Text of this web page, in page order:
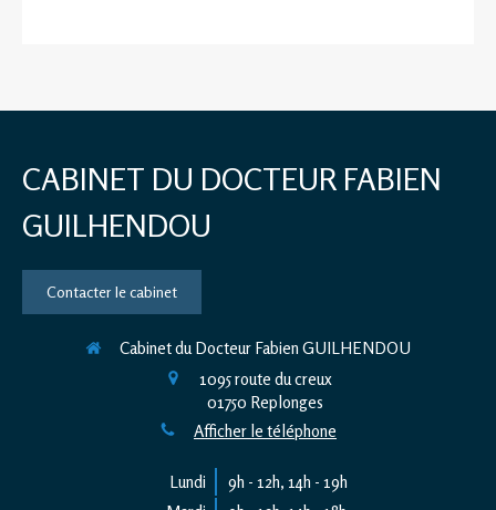
CABINET DU DOCTEUR FABIEN
GUILHENDOU
Contacter le cabinet
Cabinet du Docteur Fabien GUILHENDOU
1095 route du creux
01750 Replonges
Afficher le téléphone
Lundi 9h - 12h, 14h - 19h